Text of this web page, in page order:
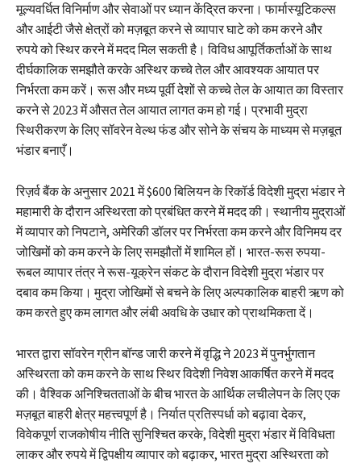
मूल्यवर्धित विनिर्माण और सेवाओं पर ध्यान केंद्रित करना। फार्मास्यूटिकल्स
और आईटी जैसे क्षेत्रों को मज़बूत करने से व्यापार घाटे को कम करने और
रुपये को स्थिर करने में मदद मिल सकती है। विविध आपूर्तिकर्ताओं के साथ
दीर्घकालिक समझौते करके अस्थिर कच्चे तेल और आवश्यक आयात पर
निर्भरता कम करें। रूस और मध्य पूर्वी देशों से कच्चे तेल के आयात का विस्तार
करने से 2023 में औसत तेल आयात लागत कम हो गई। प्रभावी मुद्रा
स्थिरीकरण के लिए सॉवरेन वेल्थ फंड और सोने के संचय के माध्यम से मज़बूत
भंडार बनाएँ।
रिज़र्व बैंक के अनुसार 2021 में $600 बिलियन के रिकॉर्ड विदेशी मुद्रा भंडार ने
महामारी के दौरान अस्थिरता को प्रबंधित करने में मदद की। स्थानीय मुद्राओं
में व्यापार को निपटाने, अमेरिकी डॉलर पर निर्भरता कम करने और विनिमय दर
जोखिमों को कम करने के लिए समझौतों में शामिल हों। भारत-रूस रुपया-
रूबल व्यापार तंत्र ने रूस-यूक्रेन संकट के दौरान विदेशी मुद्रा भंडार पर
दबाव कम किया। मुद्रा जोखिमों से बचने के लिए अल्पकालिक बाहरी ऋण को
कम करते हुए कम लागत और लंबी अवधि के उधार को प्राथमिकता दें।
भारत द्वारा सॉवरेन ग्रीन बॉन्ड जारी करने में वृद्धि ने 2023 में पुनर्भुगतान
अस्थिरता को कम करने के साथ स्थिर विदेशी निवेश आकर्षित करने में मदद
की। वैश्विक अनिश्चितताओं के बीच भारत के आर्थिक लचीलेपन के लिए एक
मज़बूत बाहरी क्षेत्र महत्त्वपूर्ण है। निर्यात प्रतिस्पर्धा को बढ़ावा देकर,
विवेकपूर्ण राजकोषीय नीति सुनिश्चित करके, विदेशी मुद्रा भंडार में विविधता
लाकर और रुपये में द्विपक्षीय व्यापार को बढ़ाकर, भारत मुद्रा अस्थिरता को